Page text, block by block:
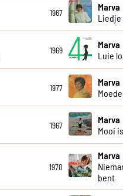
1967
Marva
Liedje
1969
Marva
Luie
1977
Marva
1967
Marva
Mooi
1970
Marva
bent